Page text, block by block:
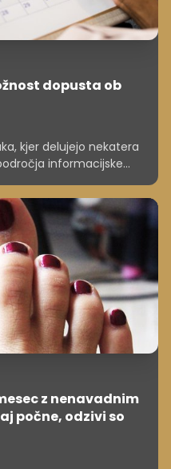
dopusta ob
kjer delujejo nekatera
informacijske
ki vsem redno
bolniški dopust
nekatere ženske dvomijo
marsikje menstruacija
z nenavadnim
počne, odzivi so